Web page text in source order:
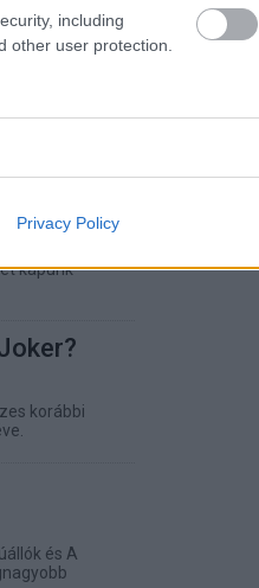
including
other user protection.
Privacy Policy
Cronenberg
kapunk
korábbi
és A